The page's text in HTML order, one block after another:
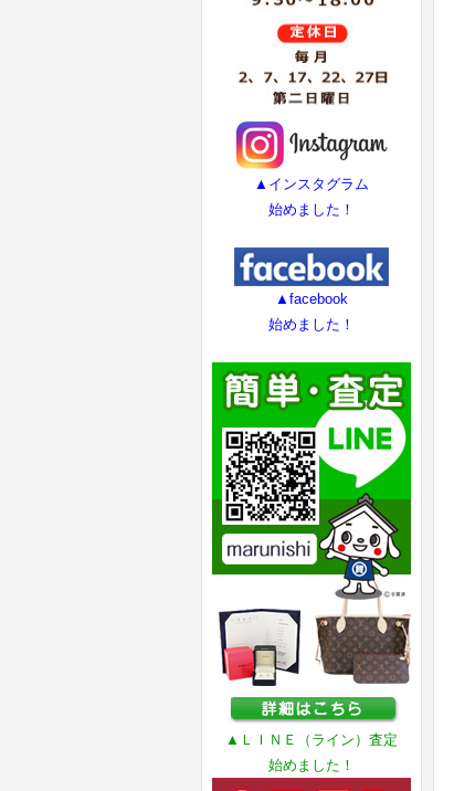
▲インスタグラム
始めました！
▲facebook
始めました！
▲ＬＩＮＥ（ライン）査定
始めました！